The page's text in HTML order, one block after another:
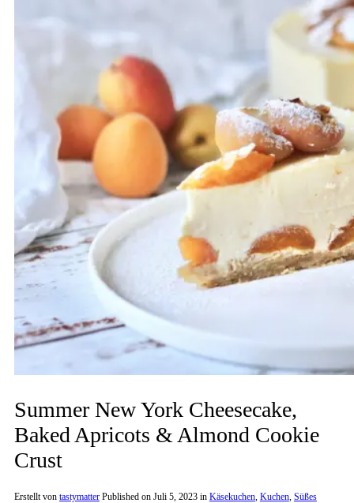
Summer New York Cheesecake,
Baked Apricots & Almond Cookie
Crust
Erstellt von tastymatter Published on Juli 5, 2023 in Käsekuchen, Kuchen, Süßes